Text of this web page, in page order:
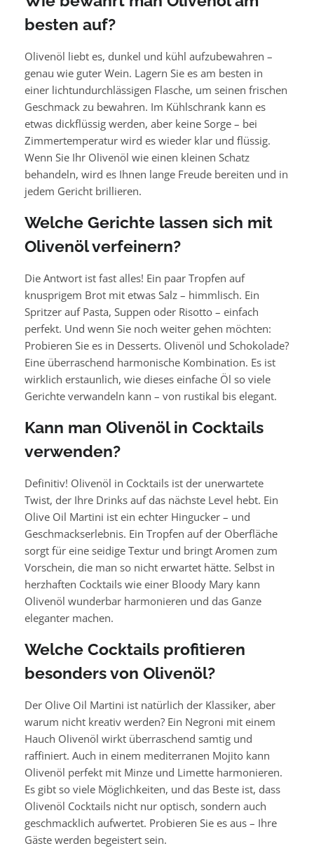
besten auf?
Olivenöl liebt es, dunkel und kühl aufzubewahren –
genau wie guter Wein. Lagern Sie es am besten in
einer lichtundurchlässigen Flasche, um seinen frischen
Geschmack zu bewahren. Im Kühlschrank kann es
etwas dickflüssig werden, aber keine Sorge – bei
Zimmertemperatur wird es wieder klar und flüssig.
Wenn Sie Ihr Olivenöl wie einen kleinen Schatz
behandeln, wird es Ihnen lange Freude bereiten und in
jedem Gericht brillieren.
Welche Gerichte lassen sich mit
Olivenöl verfeinern?
Die Antwort ist fast alles! Ein paar Tropfen auf
knusprigem Brot mit etwas Salz – himmlisch. Ein
Spritzer auf Pasta, Suppen oder Risotto – einfach
perfekt. Und wenn Sie noch weiter gehen möchten:
Probieren Sie es in Desserts. Olivenöl und Schokolade?
Eine überraschend harmonische Kombination. Es ist
wirklich erstaunlich, wie dieses einfache Öl so viele
Gerichte verwandeln kann – von rustikal bis elegant.
Kann man Olivenöl in Cocktails
verwenden?
Definitiv! Olivenöl in Cocktails ist der unerwartete
Twist, der Ihre Drinks auf das nächste Level hebt. Ein
Olive Oil Martini ist ein echter Hingucker – und
Geschmackserlebnis. Ein Tropfen auf der Oberfläche
sorgt für eine seidige Textur und bringt Aromen zum
Vorschein, die man so nicht erwartet hätte. Selbst in
herzhaften Cocktails wie einer Bloody Mary kann
Olivenöl wunderbar harmonieren und das Ganze
eleganter machen.
Welche Cocktails profitieren
besonders von Olivenöl?
Der Olive Oil Martini ist natürlich der Klassiker, aber
warum nicht kreativ werden? Ein Negroni mit einem
Hauch Olivenöl wirkt überraschend samtig und
raffiniert. Auch in einem mediterranen Mojito kann
Olivenöl perfekt mit Minze und Limette harmonieren.
Es gibt so viele Möglichkeiten, und das Beste ist, dass
Olivenöl Cocktails nicht nur optisch, sondern auch
geschmacklich aufwertet. Probieren Sie es aus – Ihre
Gäste werden begeistert sein.